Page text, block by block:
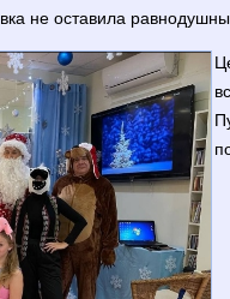
не оставила